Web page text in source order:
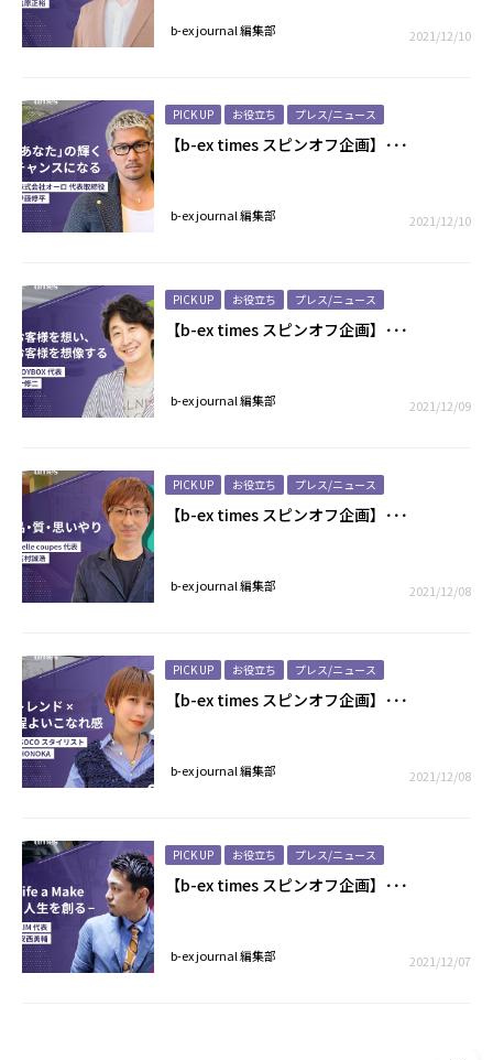
b-ex journal 編集部 2021/12/10
PICK UP お役立ち プレス/ニュース
【b-ex times スピンオフ企画】･･･
b-ex journal 編集部 2021/12/10
PICK UP お役立ち プレス/ニュース
【b-ex times スピンオフ企画】･･･
b-ex journal 編集部 2021/12/09
PICK UP お役立ち プレス/ニュース
【b-ex times スピンオフ企画】･･･
b-ex journal 編集部 2021/12/08
PICK UP お役立ち プレス/ニュース
【b-ex times スピンオフ企画】･･･
b-ex journal 編集部 2021/12/08
PICK UP お役立ち プレス/ニュース
【b-ex times スピンオフ企画】･･･
b-ex journal 編集部 2021/12/07